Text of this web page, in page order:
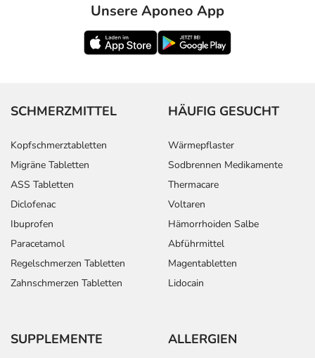
Unsere Aponeo App
SCHMERZMITTEL
Kopfschmerztabletten
Migräne Tabletten
ASS Tabletten
Diclofenac
Ibuprofen
Paracetamol
Regelschmerzen Tabletten
Zahnschmerzen Tabletten
HÄUFIG GESUCHT
Wärmepflaster
Sodbrennen Medikamente
Thermacare
Voltaren
Hämorrhoiden Salbe
Abführmittel
Magentabletten
Lidocain
SUPPLEMENTE ALLERGIEN